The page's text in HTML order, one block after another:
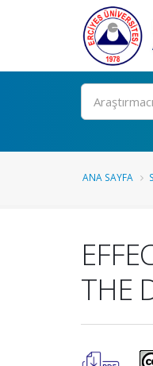
Ara
ANA SAYFA
THE